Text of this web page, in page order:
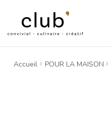
Accueil POUR LA MAISON